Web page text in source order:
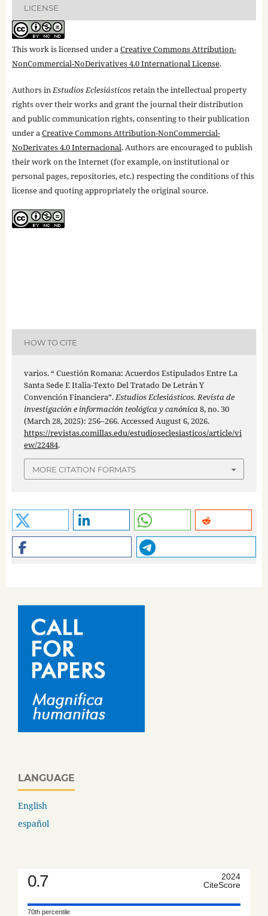
LICENSE
This work is licensed under aCreative Commons Attribution-
NonCommercial-NoDerivatives 4.0 International License.
Authors inEstudios Eclesiásticosretain the intellectual property
rights over their works and grant the journal their distribution
and public communication rights, consenting to their publication
under aCreative Commons Attribution-NonCommercial-
NoDerivates 4.0 Internacional. Authors are encouraged to publish
their work on the Internet (for example, on institutional or
personal pages, repositories, etc.) respecting the conditions of this
license and quoting appropriately the original source.
HOW TO CITE
varios. “ Cuestión Romana: Acuerdos Estipulados Entre La
Santa Sede E Italia-Texto Del Tratado De Letrán Y
Convención Financiera”.Estudios Eclesiásticos. Revista de
investigación e información teológica y canónica8, no. 30
(March 28, 2025): 256–266. Accessed August 6, 2026.
https://revistas.comillas.edu/estudioseclesiasticos/article/vi
ew/22484.
MORE CITATION FORMATS
LANGUAGE
English
español
0.7
2024
CiteScore
70th percentile